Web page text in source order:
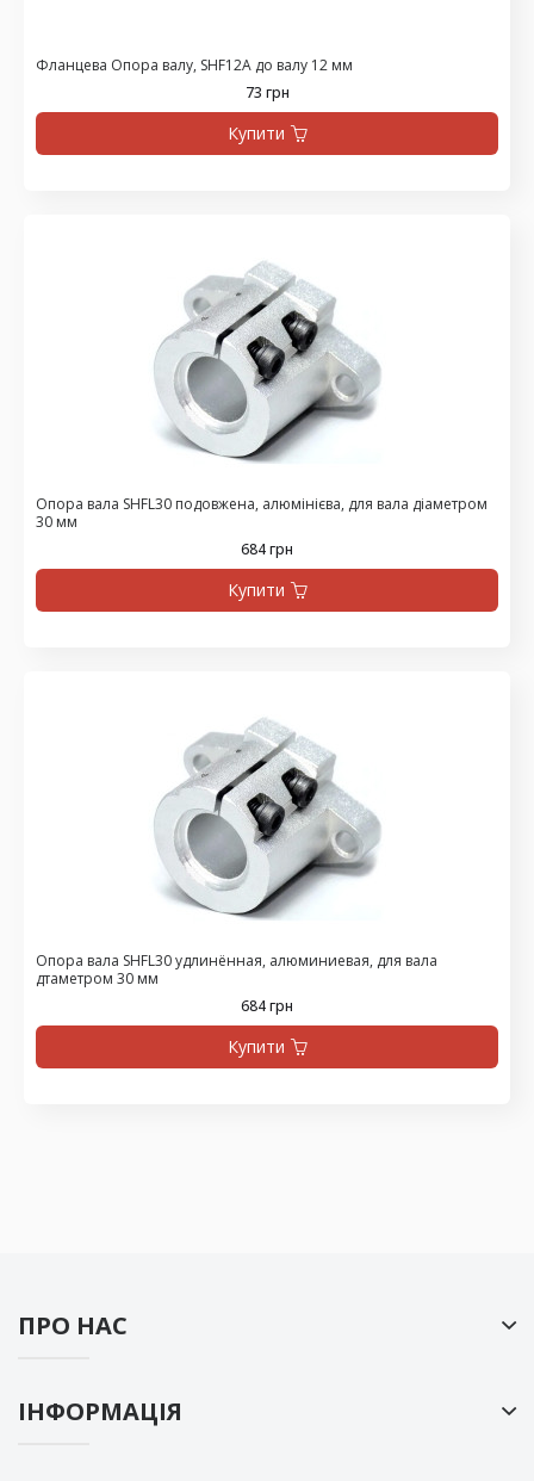
Фланцева Опора валу, SHF12A до валу 12 мм
73 грн
Купити
Опора вала SHFL30 подовжена, алюмінієва, для вала діаметром
30 мм
684 грн
Купити
Опора вала SHFL30 удлинённая, алюминиевая, для вала
дтаметром 30 мм
684 грн
Купити
ПРО НАС
ІНФОРМАЦІЯ